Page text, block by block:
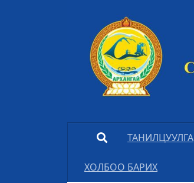
ТАНИЛЦУУЛГА
ХОЛБОО БАРИХ